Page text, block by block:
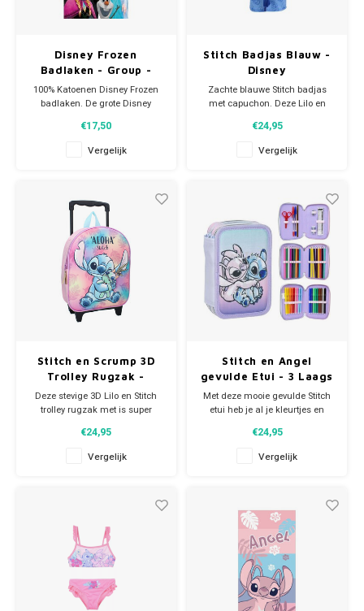
Disney Frozen
Badlaken - Group -
Katoen
100% Katoenen Disney Frozen
badlaken. De grote Disney
thuisgebruik, voor bij de
zwemles en als strandlaken om
heerlijk op strand te luieren en
€17,50
Vergelijk
Stitch Badjas Blauw -
Disney
Zachte blauwe Stitch badjas
met capuchon. Deze Lilo en
licht en comfortabel en is ideaal
voor een luie zondag op de
bank, na de zwemles of op
€24,95
Vergelijk
Stitch en Scrump 3D
Trolley Rugzak -
Disney
Deze stevige 3D Lilo en Stitch
trolley rugzak met is super
vakantie of als je gaat logeren.
De roze trolley is door de
verstelbare rugbanden ook
€24,95
Vergelijk
Stitch en Angel
gevulde Etui - 3 Laags
- Disney
Met deze mooie gevulde Stitch
etui heb je al je kleurtjes en
Disney etui heeft 3 lagen dus
bevat alles wat je nodig hebt
voor op school of thuis. In de 3
€24,95
Vergelijk